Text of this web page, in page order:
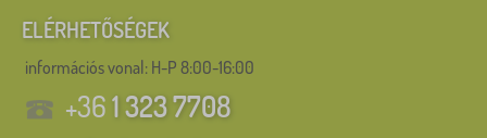
ELÉRHETŐSÉGEK
információs vonal: H-P 8:00-16:00
+361 323 7708